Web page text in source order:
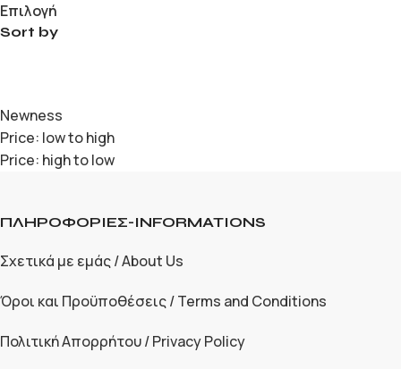
Επιλογή
Sort by
Newness
Price: low to high
Price: high to low
ΠΛΗΡΟΦΟΡΙΕΣ-INFORMATIONS
Σχετικά με εμάς / About Us
Όροι και Προϋποθέσεις / Terms and Conditions
Πολιτική Απορρήτου / Privacy Policy